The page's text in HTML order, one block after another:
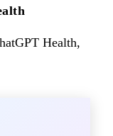
Health,